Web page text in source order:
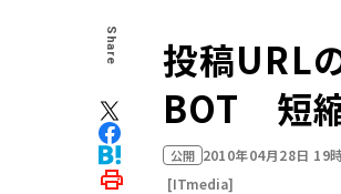
Share
投稿URL
BOT 短
公開 2010年04月28日 19
[ITmedia]